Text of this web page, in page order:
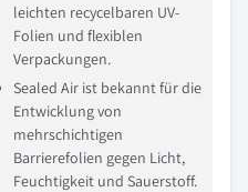
leichten recycelbaren UV-
Folien und flexiblen
Verpackungen.
Sealed Air ist bekannt für die
Entwicklung von
mehrschichtigen
Barrierefolien gegen Licht,
Feuchtigkeit und Sauerstoff.